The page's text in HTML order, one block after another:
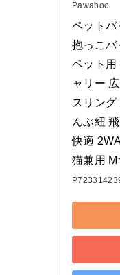
Pawaboo
ペットバ
抱っこバ
ペット用
ャリー
スリン
んぶ紐
快適
猫兼用